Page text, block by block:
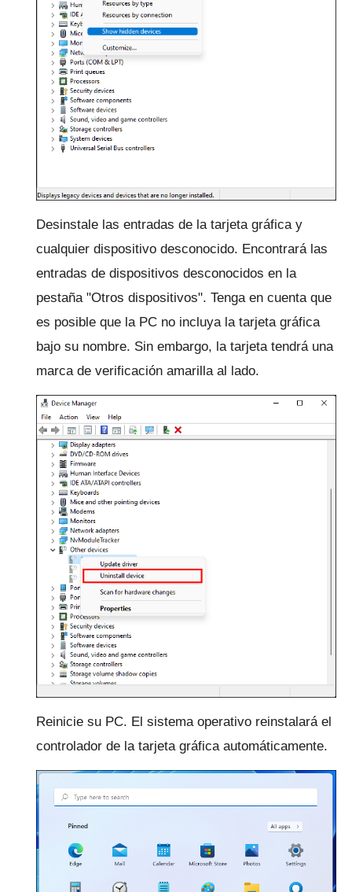
Desinstale las entradas de la tarjeta gráfica y
cualquier dispositivo desconocido. Encontrará las
entradas de dispositivos desconocidos en la
pestaña "Otros dispositivos". Tenga en cuenta que
es posible que la PC no incluya la tarjeta gráfica
bajo su nombre. Sin embargo, la tarjeta tendrá una
marca de verificación amarilla al lado.
Reinicie su PC. El sistema operativo reinstalará el
controlador de la tarjeta gráfica automáticamente.